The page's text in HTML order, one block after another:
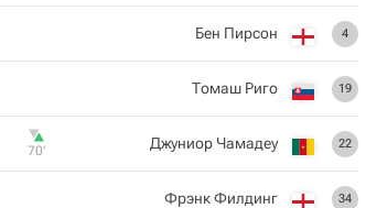
4
Бен Пирсон
19
Томаш Риго
22
Джуниор Чамадеу
70‎’‎
34
Фрэнк Филдинг